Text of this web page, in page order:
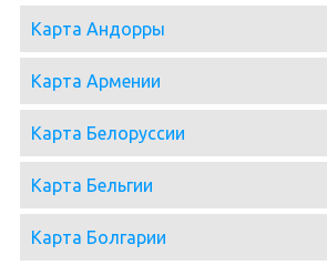
Карта Андорры
Карта Армении
Карта Белоруссии
Карта Бельгии
Карта Болгарии